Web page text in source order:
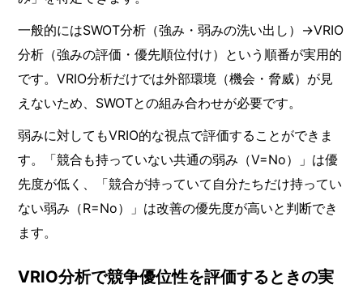
一般的にはSWOT分析（強み・弱みの洗い出し）→VRIO
分析（強みの評価・優先順位付け）という順番が実用的
です。VRIO分析だけでは外部環境（機会・脅威）が見
えないため、SWOTとの組み合わせが必要です。
弱みに対してもVRIO的な視点で評価することができま
す。「競合も持っていない共通の弱み（V=No）」は優
先度が低く、「競合が持っていて自分たちだけ持ってい
ない弱み（R=No）」は改善の優先度が高いと判断でき
ます。
VRIO分析で競争優位性を評価するときの実